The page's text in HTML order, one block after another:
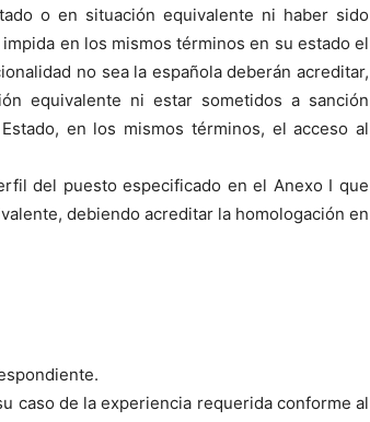
o en situación equivalente ni haber sido
en los mismos términos en su estado el
no sea la española deberán acreditar,
equivalente ni estar sometidos a sanción
en los mismos términos, el acceso al
del puesto especificado en el Anexo I que
debiendo acreditar la homologación en
caso de la experiencia requerida conforme al